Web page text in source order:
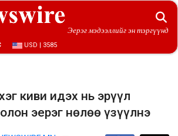
Эерэг мэдээллийг эн тэргүүнд
USD | 3585
киви идэх нь эрүүл
эерэг нөлөө үзүүлнэ